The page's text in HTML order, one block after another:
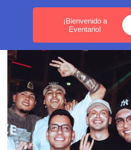
MEDELLÍN - BOGOTÁ -
¡Bienvenido a
Eventario!